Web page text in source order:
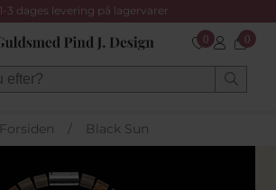
1-3 dages levering på lagervarer
0 0
Forsiden / Black Sun